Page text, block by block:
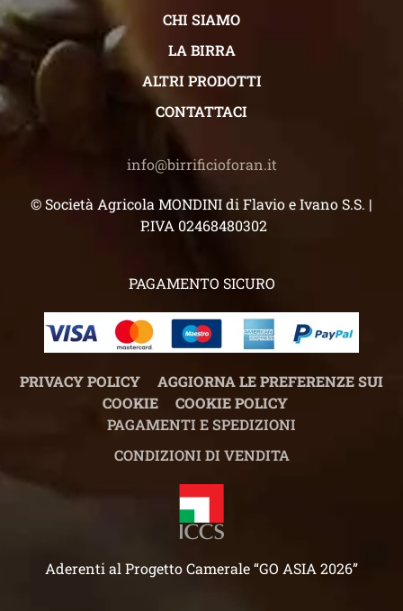
CHI SIAMO
LA BIRRA
ALTRI PRODOTTI
CONTATTACI
info@birrificioforan.it
© Società Agricola MONDINI di Flavio e Ivano S.S. |
P.IVA 02468480302
PAGAMENTO SICURO
PRIVACY POLICY
AGGIORNA LE PREFERENZE SUI
COOKIE
COOKIE POLICY
PAGAMENTI E SPEDIZIONI
CONDIZIONI DI VENDITA
Aderenti al Progetto Camerale “GO ASIA 2026”